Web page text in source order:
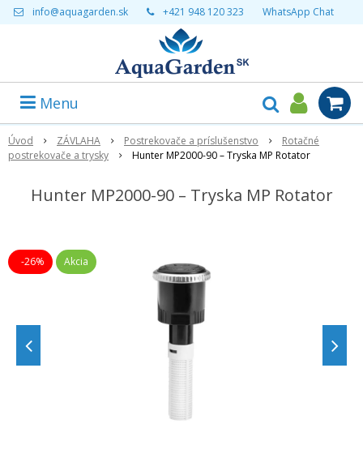
info@aquagarden.sk +421 948 120 323 WhatsApp Chat
Menu
Úvod ZÁVLAHA Postrekovače a príslušenstvo
Rotačné
postrekovače a trysky
Hunter MP2000-90 – Tryska MP Rotator
Hunter MP2000-90 – Tryska MP Rotator
-26% Akcia